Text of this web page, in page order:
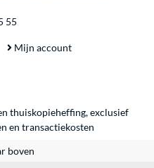
55
Mijn account
thuiskopieheffing, exclusief
en transactiekosten
boven